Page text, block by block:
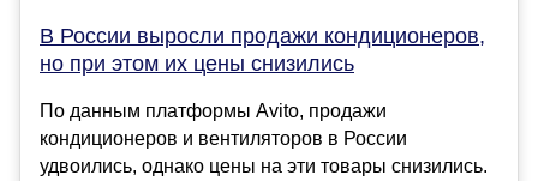
В России выросли продажи кондиционеров,
но при этом их цены снизились
По данным платформы Avito, продажи
кондиционеров и вентиляторов в России
удвоились, однако цены на эти товары снизились.